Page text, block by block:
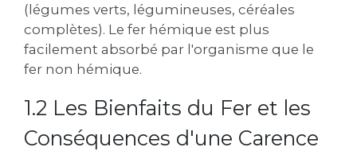
(légumes verts‚ légumineuses‚ céréales
complètes). Le fer hémique est plus
facilement absorbé par l'organisme que le
fer non hémique.
1.2 Les Bienfaits du Fer et les
Conséquences d'une Carence